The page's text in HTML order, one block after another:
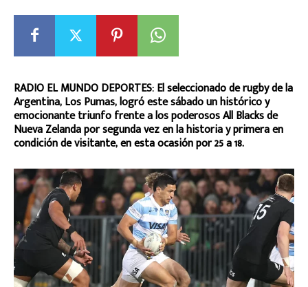
RADIO EL MUNDO DEPORTES: El seleccionado de rugby de la
Argentina, Los Pumas, logró este sábado un histórico y
emocionante triunfo frente a los poderosos All Blacks de
Nueva Zelanda por segunda vez en la historia y primera en
condición de visitante, en esta ocasión por 25 a 18.